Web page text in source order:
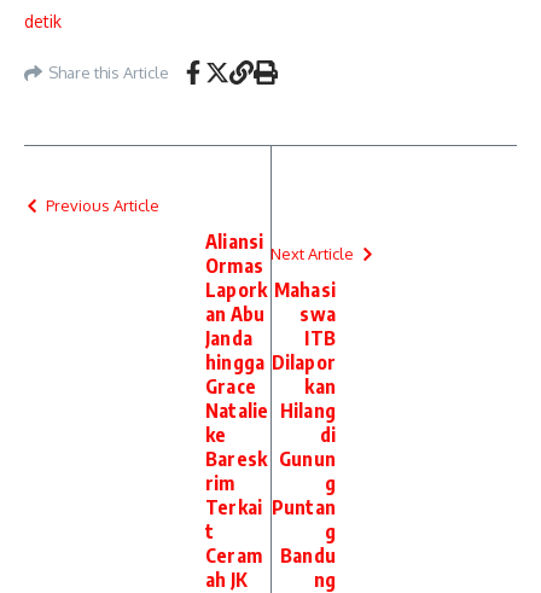
detik
Share this Article
Previous Article
Aliansi
Ormas
Lapork
an Abu
Janda
hingga
Grace
Natalie
ke
Baresk
rim
Terkai
t
Ceram
ah JK
Next Article
Mahasi
swa
ITB
Dilapor
kan
Hilang
di
Gunun
g
Puntan
g
Bandu
ng